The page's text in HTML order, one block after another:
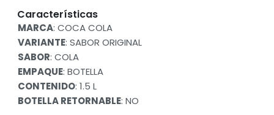
Características
MARCA: COCA COLA
VARIANTE: SABOR ORIGINAL
SABOR: COLA
EMPAQUE: BOTELLA
CONTENIDO: 1.5 L
BOTELLA RETORNABLE: NO